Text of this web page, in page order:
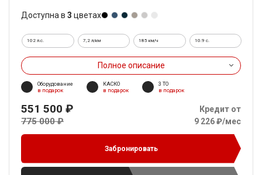
Доступна в 3 цветах
102 л.с. 7,2 л/км 185 км/ч 10.9 c.
Полное описание
Оборудование
в подарок
КАСКО
в подарок
3 ТО
в подарок
551 500 ₽
775 000 ₽
Кредит от
9 226 ₽/мес
Забронировать